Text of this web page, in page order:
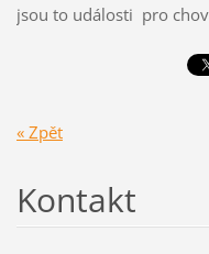
jsou to události pro
« Zpět
Kontakt